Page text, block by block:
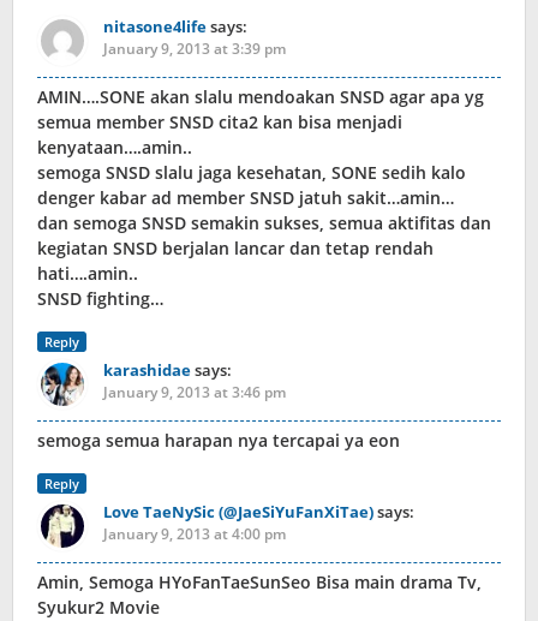
nitasone4lifesays:
January 9, 2013 at 3:39 pm
AMIN….SONE akan slalu mendoakan SNSD agar apa yg
semua member SNSD cita2 kan bisa menjadi
kenyataan….amin..
semoga SNSD slalu jaga kesehatan, SONE sedih kalo
denger kabar ad member SNSD jatuh sakit…amin…
dan semoga SNSD semakin sukses, semua aktifitas dan
kegiatan SNSD berjalan lancar dan tetap rendah
hati….amin..
SNSD fighting…
Reply
karashidaesays:
January 9, 2013 at 3:46 pm
semoga semua harapan nya tercapai ya eon
Reply
Love TaeNySic (@JaeSiYuFanXiTae)says:
January 9, 2013 at 4:00 pm
Amin, Semoga HYoFanTaeSunSeo Bisa main drama Tv,
Syukur2 Movie